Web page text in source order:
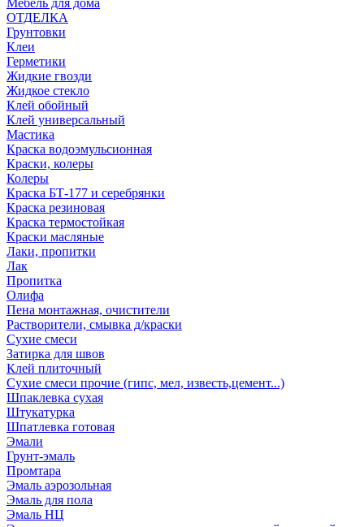
Мебель для дома
ОТДЕЛКА
Грунтовки
Клеи
Герметики
Жидкие гвозди
Жидкое стекло
Клей обойный
Клей универсальный
Мастика
Краска водоэмульсионная
Краски, колеры
Колеры
Краска БТ-177 и серебрянки
Краска резиновая
Краска термостойкая
Краски масляные
Лаки, пропитки
Лак
Пропитка
Олифа
Пена монтажная, очистители
Растворители, смывка д/краски
Сухие смеси
Затирка для швов
Клей плиточный
Сухие смеси прочие (гипс, мел, известь,цемент...)
Шпаклевка сухая
Штукатурка
Шпатлевка готовая
Эмали
Грунт-эмаль
Промтара
Эмаль аэрозольная
Эмаль для пола
Эмаль НЦ